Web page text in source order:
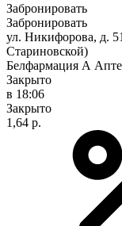
Забронировать
Забронировать
ул. Никифорова, д.
Стариновской)
Белфармация А
Закрыто
в 18:06
Закрыто
1,64 р.